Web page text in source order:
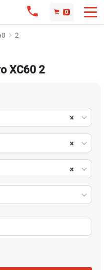
0
2
XC60 2
×
×
×